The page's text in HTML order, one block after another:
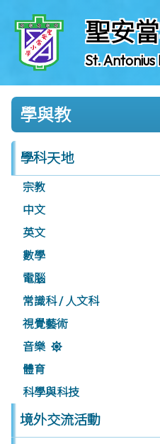
聖安
St.
學與教
學科天地
宗教
中文
英文
數學
電腦
常識科 / 人文科
視覺藝術
音樂
體育
科學與科技
境外交流活動